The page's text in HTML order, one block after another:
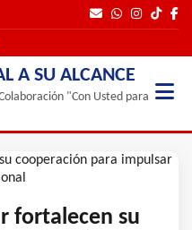
A SU ALCANCE
"Con Usted para
fortalecen su